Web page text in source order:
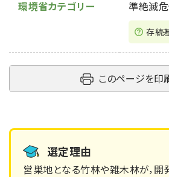
環境省カテゴリー 準絶滅
存続
このページを印
選定理由
営巣地となる竹林や雑木林が，開